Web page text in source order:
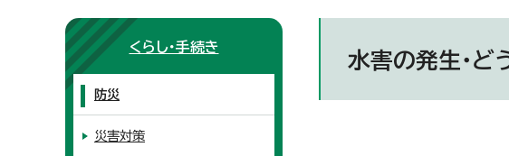
水害の発生・ど
くらし・手続き
防災
災害対策